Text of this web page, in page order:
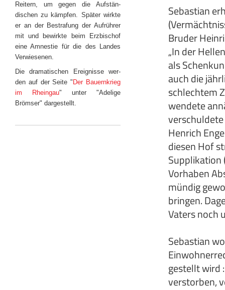
Reitern, um gegen die Aufstän-
dischen zu kämpfen. Später wirkte
er an der Bestrafung der Aufrührer
mit und bewirkte beim Erzbischof
eine Amnestie für die des Landes
Verwiesenen.
Die dramatischen Ereignisse wer-
den auf der Seite " Der Bauernkrieg
im Rheingau" unter "Adelige
Brömser" dargestellt.
Sebastian
Bruder
„In der
als
auch die
schlechtem
wendete
Henrich
diesen Hof
Supplikation
Vorhaben
mündig
bringen.
Vaters noch
Sebastian
gestellt wird
verstorben,